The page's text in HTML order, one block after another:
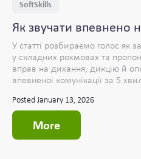
SoftSkills
Як звучати впевнено
У статті розбираємо голос як
у складних рохмовах та
вправ на дихання, дикцію й
впевненої комунікації за 5
Posted January 13, 2026
More